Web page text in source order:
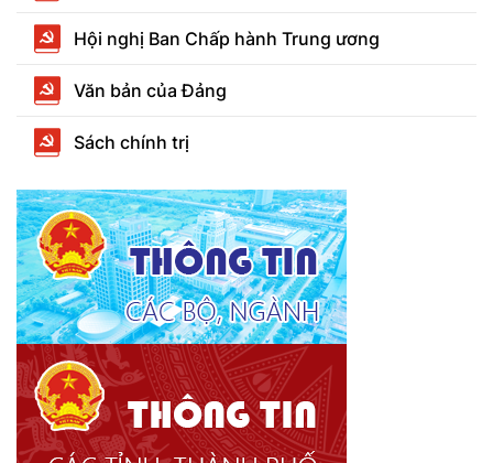
Hội nghị Ban Chấp hành Trung ương
Văn bản của Đảng
Sách chính trị